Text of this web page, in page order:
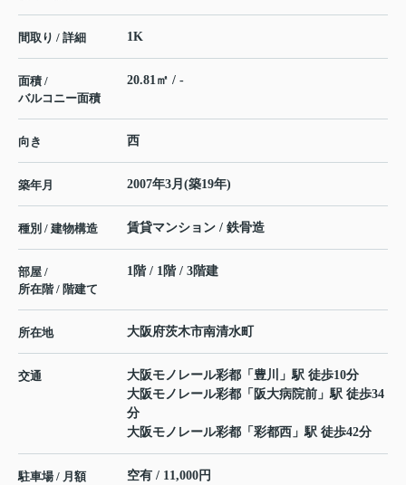
間取り / 詳細 1K
面積 /
バルコニー面積
20.81㎡ / -
向き 西
築年月 2007年3月(築19年)
種別 / 建物構造 賃貸マンション / 鉄骨造
部屋 /
所在階 / 階建て
1階 / 1階 / 3階建
所在地 大阪府茨木市南清水町
交通 大阪モノレール彩都 「 豊川
」駅 徒歩10分
大阪モノレール彩都 「 阪大病院前 」駅 徒歩34
分
大阪モノレール彩都 「 彩都西 」駅 徒歩42分
駐車場 / 月額 空有 / 11,000円